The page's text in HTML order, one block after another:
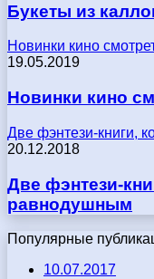
Букеты из
Новинки кино
19.05.2019
Новинки кино
Две фэнтези-книги,
20.12.2018
Две фэнтези-
равнодушным
Популярные
10.07.2017